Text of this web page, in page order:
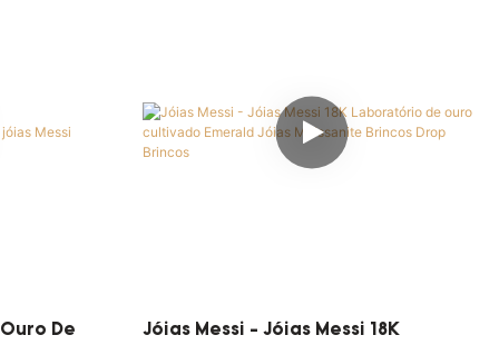
Além
em
do posicionamento preciso do
mercado.
De
Jóias Messi - Jóias Messi 18K